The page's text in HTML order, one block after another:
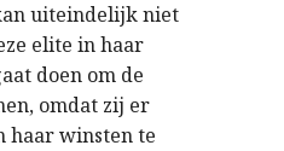
uiteindelijk niet
elite in haar
doen om de
omdat zij er
haar winsten te